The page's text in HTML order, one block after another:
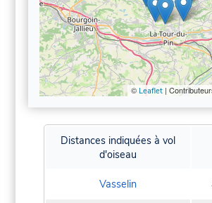
© Leaflet|
Distances indiquées à vol
d'oiseau
Vasselin